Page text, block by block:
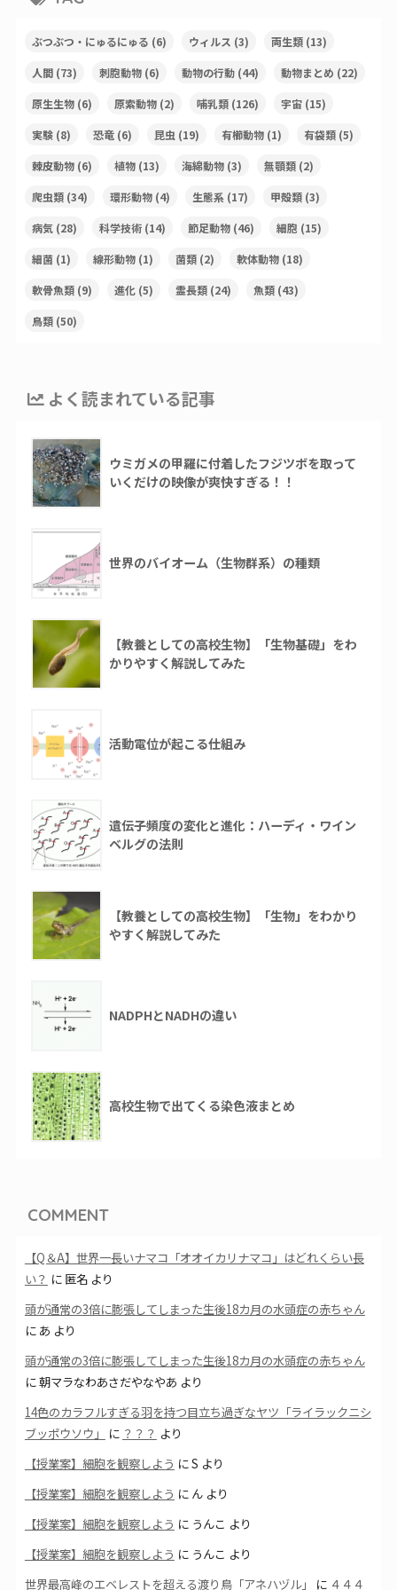
ぶつぶつ・にゅるにゅる (6) ウィルス (3) 両生類(13)
人間(73) 刺胞動物(6) 動物の行動(44) 動物まとめ (22)
原生生物(6) 原索動物(2) 哺乳類(126) 宇宙(15)
実験(8) 恐竜(6) 昆虫 (19) 有櫛動物(1) 有袋類(5)
棘皮動物(6) 植物(13) 海綿動物(3) 無顎類(2)
爬虫類(34) 環形動物(4) 生態系(17) 甲殻類(3)
病気(28) 科学技術(14) 節足動物(46) 細胞 (15)
細菌(1) 線形動物(1) 菌類(2) 軟体動物(18)
軟骨魚類(9) 進化(5) 霊長類(24) 魚類(43)
鳥類(50)
よく読まれている記事
ウミガメの甲羅に付着したフジツボを取って
いくだけの映像が爽快すぎる！！
世界のバイオーム（生物群系）の種類
【教養としての高校生物】「生物基礎」をわ
かりやすく解説してみた
活動電位が起こる仕組み
遺伝子頻度の変化と進化：ハーディ・ワイン
ベルグの法則
【教養としての高校生物】「生物」をわかり
やすく解説してみた
NADPHとNADHの違い
高校生物で出てくる染色液まとめ
COMMENT
【Q＆A】世界一長いナマコ「オオイカリナマコ」はどれくらい長
い？ に 匿名より
頭が通常の3倍に膨張してしまった生後18カ月の水頭症の赤ちゃん
に あ より
頭が通常の3倍に膨張してしまった生後18カ月の水頭症の赤ちゃん
に朝マラなわあさだやなやあ より
14色のカラフルすぎる羽を持つ目立ち過ぎなヤツ「ライラックニシ
ブッポウソウ」
に ？？？ より
【授業案】細胞を観察しよう にS より
【授業案】細胞を観察しよう に んより
【授業案】細胞を観察しよう に うんこ より
【授業案】細胞を観察しよう に うんこ より
世界最高峰のエベレストを超える渡り鳥「アネハヅル」
に ４４４